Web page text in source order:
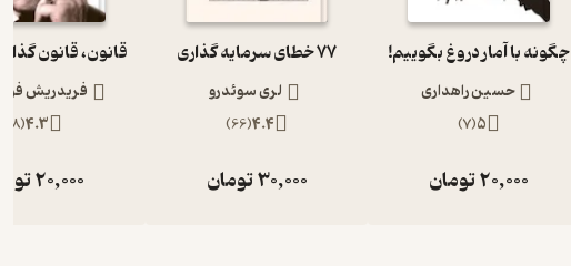
چگونه با آمار دروغ بگوییم!
حسین راهداری
5
(
7
)
20,000تومان
77 خطای سرمایه گذاری
لری سوئدرو
4.4
(
66
)
30,000تومان
فریدریش
4.3
(
8
20,000